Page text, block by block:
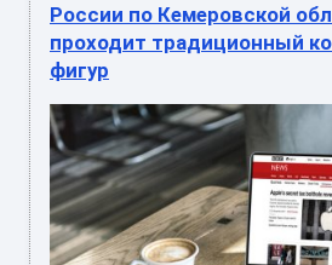
России по Кемеровской
проходит традиционный
фигур